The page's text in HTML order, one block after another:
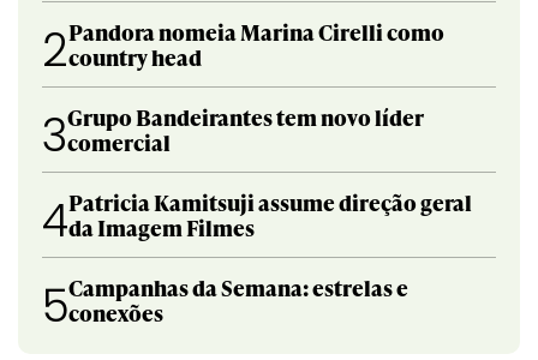
2Pandora nomeia Marina Cirelli como
country head
3Grupo Bandeirantes tem novo líder
comercial
4Patricia Kamitsuji assume direção geral
da Imagem Filmes
5Campanhas da Semana: estrelas e
conexões